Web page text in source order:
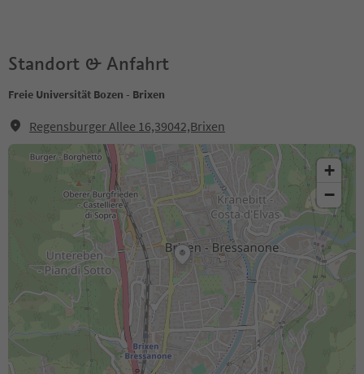
Standort & Anfahrt
Freie Universität Bozen - Brixen
Regensburger Allee 16,39042,Brixen
+
−